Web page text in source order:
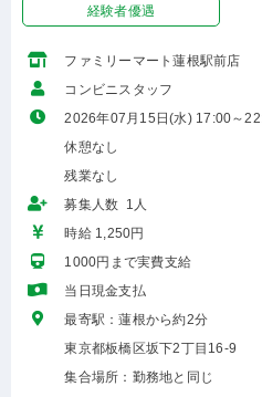
経験者優遇
ファミリーマート蓮根駅前店
コンビニスタッフ
2026年07月15日(水) 17:00～
休憩なし
残業なし
募集人数 1人
時給 1,250円
1000円まで実費支給
当日現金支払
最寄駅：蓮根から約2分
東京都板橋区坂下2丁目16-9
集合場所：勤務地と同じ